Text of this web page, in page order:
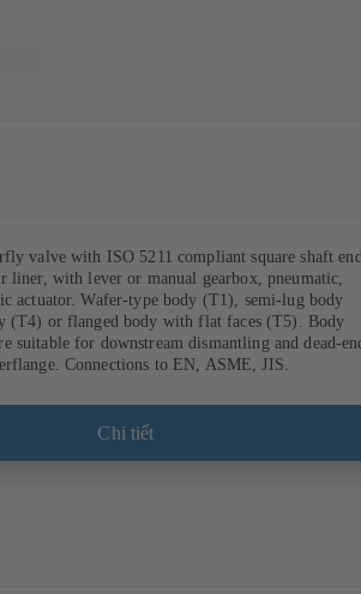
valve with ISO 5211 compliant square shaft
liner, with lever or manual gearbox, pneumatic,
actuator. Wafer-type body (T1), semi-lug body
(T4) or flanged body with flat faces (T5). Body
suitable for downstream dismantling and dead-
Connections to EN, ASME, JIS.
Chi tiết